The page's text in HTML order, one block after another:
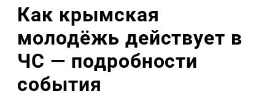
Как крымская
молодёжь действует в
ЧС — подробности
события